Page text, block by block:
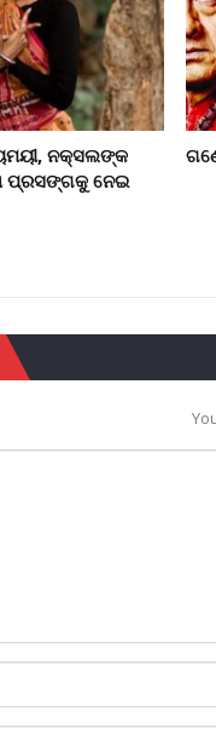
ନକ୍ସଲଙ୍କ
ପ୍ରସଙ୍ଗକୁ ନେଇ